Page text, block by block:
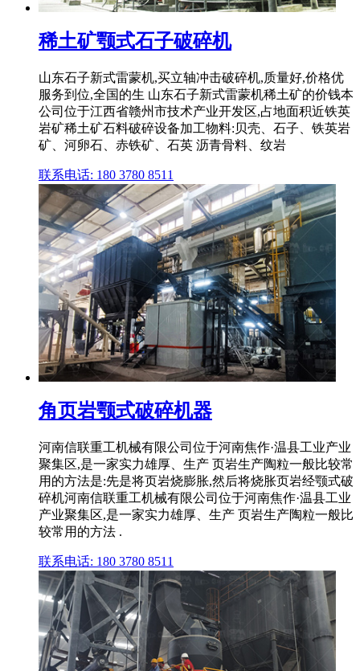
稀土矿颚式石子破碎机
山东石子新式雷蒙机,买立轴冲击破碎机,质量好,价格优
服务到位,全国的生 山东石子新式雷蒙机稀土矿的价钱本
公司位于江西省赣州市技术产业开发区,占地面积近铁英
岩矿稀土矿石料破碎设备加工物料:贝壳、石子、铁英岩
矿、河卵石、赤铁矿、石英 沥青骨料、纹岩
联系电话: 180 3780 8511
角页岩颚式破碎机器
河南信联重工机械有限公司位于河南焦作·温县工业产业
聚集区,是一家实力雄厚、生产 页岩生产陶粒一般比较常
用的方法是:先是将页岩烧膨胀,然后将烧胀页岩经颚式破
碎机河南信联重工机械有限公司位于河南焦作·温县工业
产业聚集区,是一家实力雄厚、生产 页岩生产陶粒一般比
较常用的方法 .
联系电话: 180 3780 8511